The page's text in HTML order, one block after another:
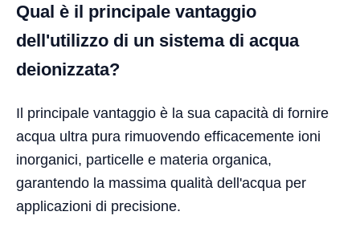
Qual è il principale vantaggio
dell'utilizzo di un sistema di acqua
deionizzata?
Il principale vantaggio è la sua capacità di fornire
acqua ultra pura rimuovendo efficacemente ioni
inorganici, particelle e materia organica,
garantendo la massima qualità dell'acqua per
applicazioni di precisione.